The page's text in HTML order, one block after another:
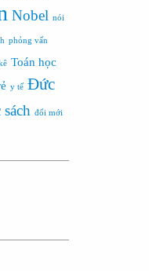
Nobel nói
phỏng vấn
Toán học
y tế Đức
đổi mới